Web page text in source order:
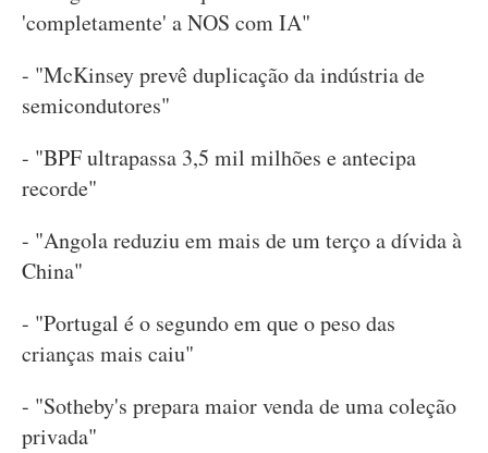
'completamente' a NOS com IA"
- "McKinsey prevê duplicação da indústria de
semicondutores"
- "BPF ultrapassa 3,5 mil milhões e antecipa
recorde"
- "Angola reduziu em mais de um terço a dívida à
China"
- "Portugal é o segundo em que o peso das
crianças mais caiu"
- "Sotheby's prepara maior venda de uma coleção
privada"